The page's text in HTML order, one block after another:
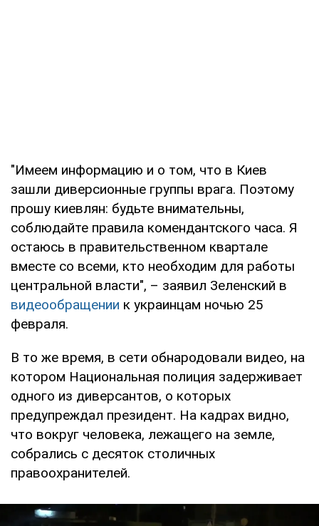
"Имеем информацию и о том, что в Киев
зашли диверсионные группы врага. Поэтому
прошу киевлян: будьте внимательны,
соблюдайте правила комендантского часа. Я
остаюсь в правительственном квартале
вместе со всеми, кто необходим для работы
центральной власти", – заявил Зеленский в
видеообращении к украинцам ночью 25
февраля.
В то же время, в сети обнародовали видео, на
котором Национальная полиция задерживает
одного из диверсантов, о которых
предупреждал президент. На кадрах видно,
что вокруг человека, лежащего на земле,
собрались с десяток столичных
правоохранителей.